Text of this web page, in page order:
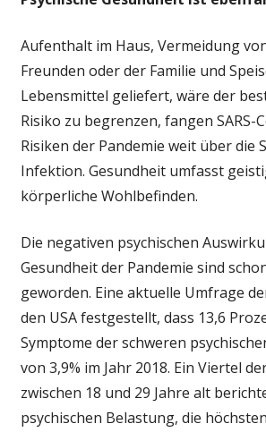
Aufenthalt im Haus, Vermeidung
Freunden oder der Familie und
Lebensmittel geliefert, wäre der
Risiko zu begrenzen, fangen SARS-
Risiken der Pandemie weit über die
Infektion. Gesundheit umfasst
körperliche Wohlbefinden.
Die negativen psychischen
Gesundheit der Pandemie sind
geworden. Eine aktuelle Umfrage
den USA festgestellt, dass 13,6
Symptome der schweren
von 3,9% im Jahr 2018. Ein Viertel
zwischen 18 und 29 Jahre alt
psychischen Belastung, die